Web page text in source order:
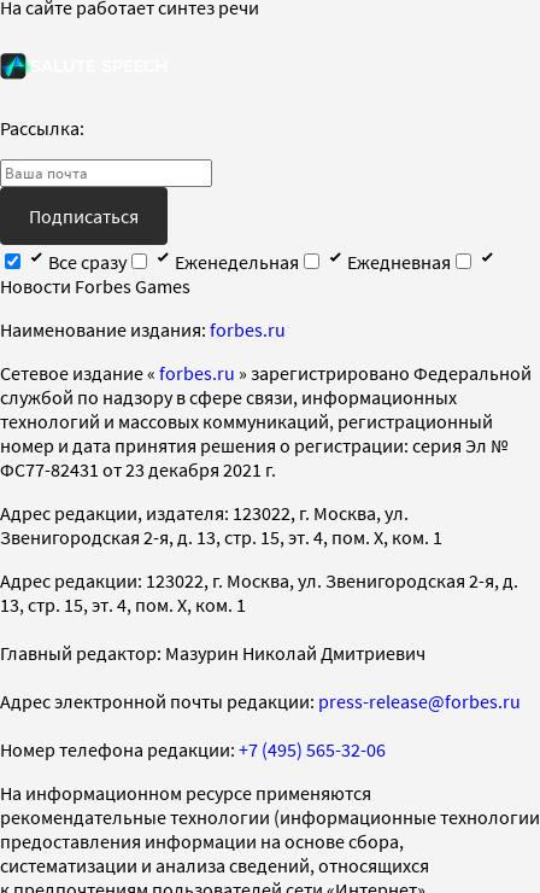
На сайте работает синтез речи
Рассылка:
Подписаться
Все сразу
Еженедельная
Ежедневная
Новости Forbes Games
Наименование издания: forbes.ru
Cетевое издание « forbes.ru » зарегистрировано Федеральной
службой по надзору в сфере связи, информационных
технологий и массовых коммуникаций, регистрационный
номер и дата принятия решения о регистрации: серия Эл №
ФС77-82431 от 23 декабря 2021 г.
Адрес редакции, издателя: 123022, г. Москва, ул.
Звенигородская 2-я, д. 13, стр. 15, эт. 4, пом. X, ком. 1
Адрес редакции: 123022, г. Москва, ул. Звенигородская 2-я, д.
13, стр. 15, эт. 4, пом. X, ком. 1
Главный редактор: Мазурин Николай Дмитриевич
Адрес электронной почты редакции: press-release@forbes.ru
Номер телефона редакции: +7 (495) 565-32-06
На информационном ресурсе применяются
рекомендательные технологии (информационные технологии
предоставления информации на основе сбора,
систематизации и анализа сведений, относящихся